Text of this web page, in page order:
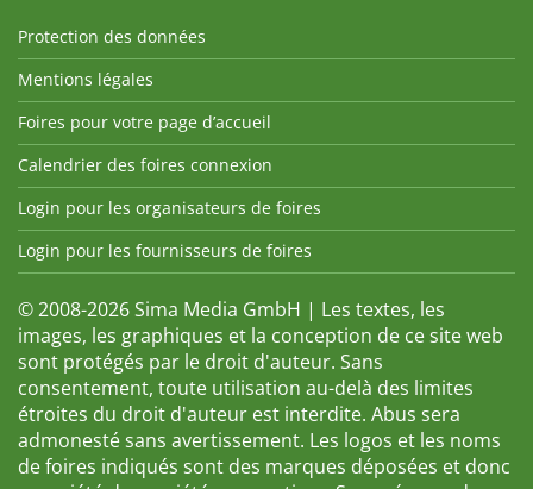
Protection des données
Mentions légales
Foires pour votre page d’accueil
Calendrier des foires connexion
Login pour les organisateurs de foires
Login pour les fournisseurs de foires
© 2008-2026 Sima Media GmbH | Les textes, les
images, les graphiques et la conception de ce site web
sont protégés par le droit d'auteur. Sans
consentement, toute utilisation au-delà des limites
étroites du droit d'auteur est interdite. Abus sera
admonesté sans avertissement. Les logos et les noms
de foires indiqués sont des marques déposées et donc